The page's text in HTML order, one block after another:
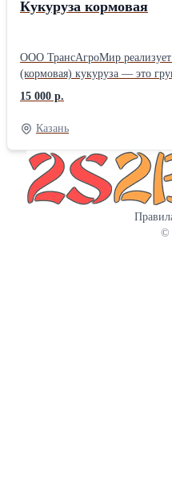
Кукуруза кормовая
ООО ТрансАгроМир
(кормовая) кукуруза — это
условиям выращивания, но
вкусовыми качествами. Зерно
качестве питательного корма
животных и птицы. В кукурузном зерне содержится до 10%
растительного белка
углеводов (включая крахмал)
кукуруза подходит для
сельскохозяйственных
рогатого скота, лошадей,
Однако надо учитывать тот
15 000 р.
Казань
©